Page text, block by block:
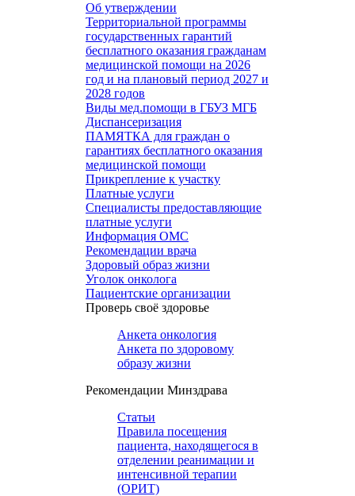
Об утверждении
Территориальной программы
государственных гарантий
бесплатного оказания гражданам
медицинской помощи на 2026
год и на плановый период 2027 и
2028 годов
Виды мед.помощи в ГБУЗ МГБ
Диспансеризация
ПАМЯТКА для граждан о
гарантиях бесплатного оказания
медицинской помощи
Прикрепление к участку
Платные услуги
Специалисты предоставляющие
платные услуги
Информация ОМС
Рекомендации врача
Здоровый образ жизни
Уголок онколога
Пациентские организации
Проверь своё здоровье
Анкета онкология
Анкета по здоровому
образу жизни
Рекомендации Минздрава
Статьи
Правила посещения
пациента, находящегося в
отделении реанимации и
интенсивной терапии
(ОРИТ)